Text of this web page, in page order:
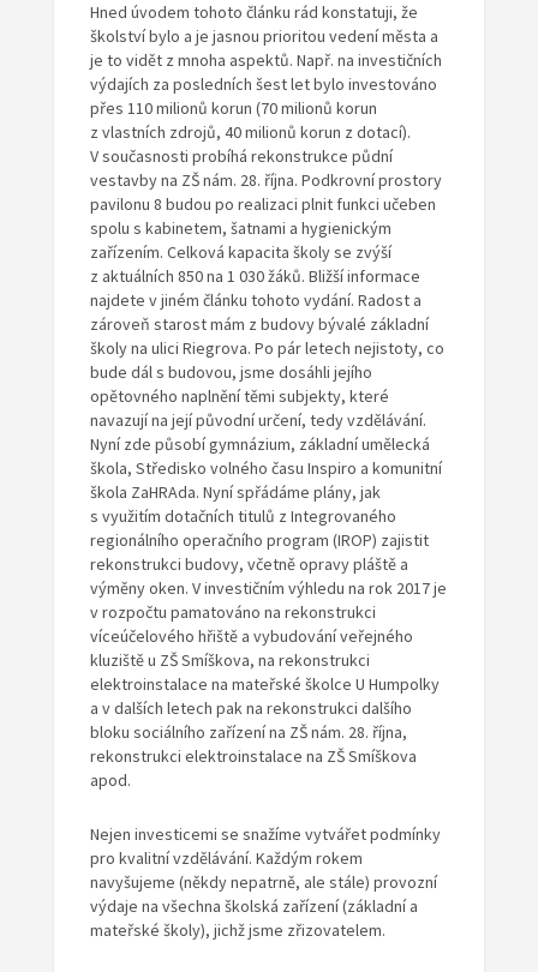
Hned úvodem tohoto článku rád konstatuji, že
školství bylo a je jasnou prioritou vedení města a
je to vidět z mnoha aspektů. Např. na investičních
výdajích za posledních šest let bylo investováno
přes 110 milionů korun (70 milionů korun
z vlastních zdrojů, 40 milionů korun z dotací).
V současnosti probíhá rekonstrukce půdní
vestavby na ZŠ nám. 28. října. Podkrovní prostory
pavilonu 8 budou po realizaci plnit funkci učeben
spolu s kabinetem, šatnami a hygienickým
zařízením. Celková kapacita školy se zvýší
z aktuálních 850 na 1 030 žáků. Bližší informace
najdete v jiném článku tohoto vydání. Radost a
zároveň starost mám z budovy bývalé základní
školy na ulici Riegrova. Po pár letech nejistoty, co
bude dál s budovou, jsme dosáhli jejího
opětovného naplnění těmi subjekty, které
navazují na její původní určení, tedy vzdělávání.
Nyní zde působí gymnázium, základní umělecká
škola, Středisko volného času Inspiro a komunitní
škola ZaHRAda. Nyní spřádáme plány, jak
s využitím dotačních titulů z Integrovaného
regionálního operačního program (IROP) zajistit
rekonstrukci budovy, včetně opravy pláště a
výměny oken. V investičním výhledu na rok 2017 je
v rozpočtu pamatováno na rekonstrukci
víceúčelového hřiště a vybudování veřejného
kluziště u ZŠ Smíškova, na rekonstrukci
elektroinstalace na mateřské školce U Humpolky
a v dalších letech pak na rekonstrukci dalšího
bloku sociálního zařízení na ZŠ nám. 28. října,
rekonstrukci elektroinstalace na ZŠ Smíškova
apod.
Nejen investicemi se snažíme vytvářet podmínky
pro kvalitní vzdělávání. Každým rokem
navyšujeme (někdy nepatrně, ale stále) provozní
výdaje na všechna školská zařízení (základní a
mateřské školy), jichž jsme zřizovatelem.